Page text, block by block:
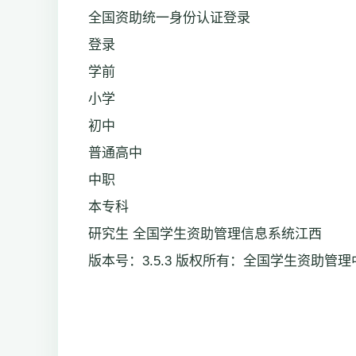
全国资助统一身份认证登录
登录
学前
小学
初中
普通高中
中职
本专科
研究生 全国学生资助管理信息系统江西
版本号：3.5.3 版权所有：全国学生资助管理